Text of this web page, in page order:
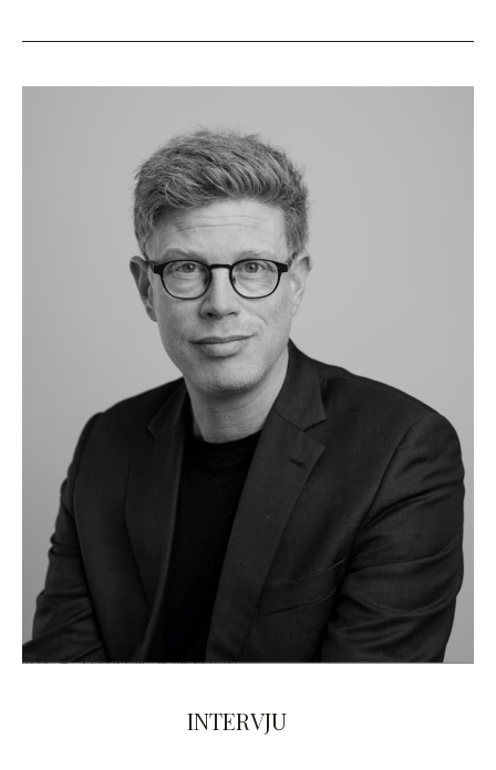
INTERVJU